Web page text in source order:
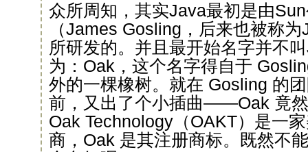
众所周知，其实Java最初是由
（James Gosling，后来也被称
所研发的。并且最开始名字并不
为：Oak，这个名字得自于
外的一棵橡树。就在 Gosling 的
前，又出了个小插曲——Oak 竟
Oak Technology（OAKT）是一
商，Oak 是其注册商标。既然不